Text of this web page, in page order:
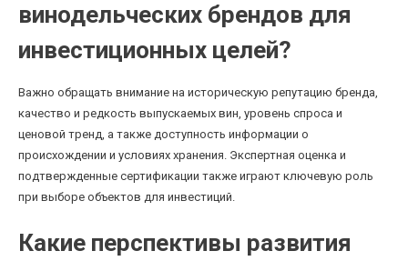
винодельческих брендов для
инвестиционных целей?
Важно обращать внимание на историческую репутацию бренда,
качество и редкость выпускаемых вин, уровень спроса и
ценовой тренд, а также доступность информации о
происхождении и условиях хранения. Экспертная оценка и
подтвержденные сертификации также играют ключевую роль
при выборе объектов для инвестиций.
Какие перспективы развития